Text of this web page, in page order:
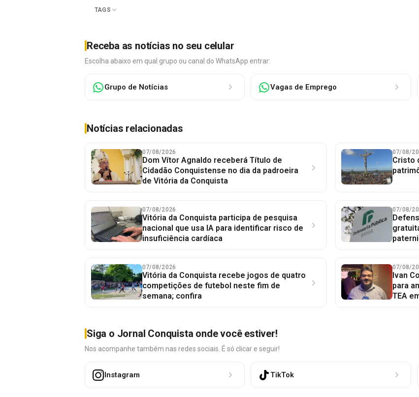
TAGS
Receba as notícias no seu celular
Escolha abaixo em qual grupo ou canal do WhatsApp entrar:
Grupo de Notícias Vagas de Emprego
Notícias relacionadas
07/08/2026
Dom Vítor Agnaldo receberá Título de
Cidadão Conquistense no dia da padroeira
de Vitória da Conquista
07/08/
Cristo
07/08/2026
Vitória da Conquista participa de pesquisa
nacional que usa IA para identificar risco de
insuficiência cardíaca
07/08/
07/08/2026
Vitória da Conquista recebe jogos de quatro
competições de futebol neste fim de
semana; confira
07/08/
Ivan
para
TEA
Siga o Jornal Conquista onde você estiver!
Nos acompanhe também nas redes sociais. É só clicar e seguir!
Instagram TikTok